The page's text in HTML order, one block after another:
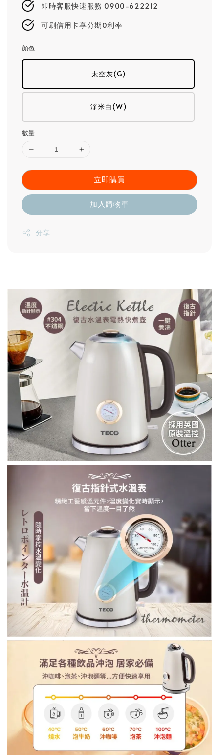
即時客服快速服務 0900-622212
可刷信用卡享分期0利率
顏色
太空灰(G)
淨米白(W)
數量
立即購買
加入購物車
分享